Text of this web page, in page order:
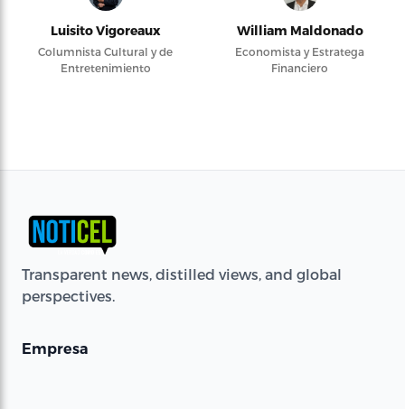
Luisito Vigoreaux
Columnista Cultural y de
Entretenimiento
William Maldonado
Economista y Estratega
Financiero
Transparent news, distilled views, and global
perspectives.
Empresa